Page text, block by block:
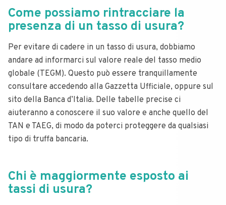
Come possiamo rintracciare la
presenza di un tasso di usura?
Per evitare di cadere in un tasso di usura, dobbiamo
andare ad informarci sul valore reale del tasso medio
globale (TEGM). Questo può essere tranquillamente
consultare accedendo alla Gazzetta Ufficiale, oppure sul
sito della Banca d’Italia. Delle tabelle precise ci
aiuteranno a conoscere il suo valore e anche quello del
TAN e TAEG, di modo da poterci proteggere da qualsiasi
tipo di truffa bancaria.
Chi è maggiormente esposto ai
tassi di usura?